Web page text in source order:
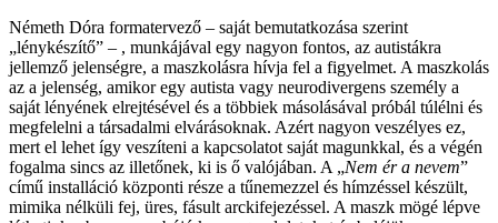
Németh Dóra formatervező – saját bemutatkozása szerint
„lénykészítő” – , munkájával egy nagyon fontos, az autistákra
jellemző jelenségre, a maszkolásra hívja fel a figyelmet. A maszkolás
az a jelenség, amikor egy autista vagy neurodivergens személy a
saját lényének elrejtésével és a többiek másolásával próbál túlélni és
megfelelni a társadalmi elvárásoknak. Azért nagyon veszélyes ez,
mert el lehet így veszíteni a kapcsolatot saját magunkkal, és a végén
fogalma sincs az illetőnek, ki is ő valójában. A „Nem ér a nevem”
című installáció központi része a tűnemezzel és hímzéssel készült,
mimika nélküli fej, üres, fásult arckifejezéssel. A maszk mögé lépve